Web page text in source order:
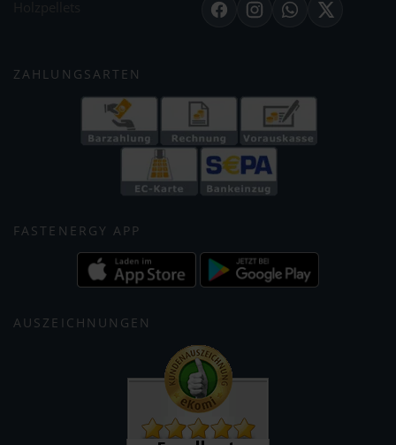
FacebookInstagramWhatsApp
X
ZAHLUNGSARTEN
FASTENERGY APP
AUSZEICHNUNGEN